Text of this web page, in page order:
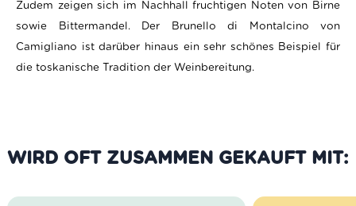
Zudem zeigen sich im Nachhall fruchtigen Noten von Birne
sowie Bittermandel. Der Brunello di Montalcino von
Camigliano ist darüber hinaus ein sehr schönes Beispiel für
die toskanische Tradition der Weinbereitung.
WIRD OFT ZUSAMMEN GEKAUFT MIT: